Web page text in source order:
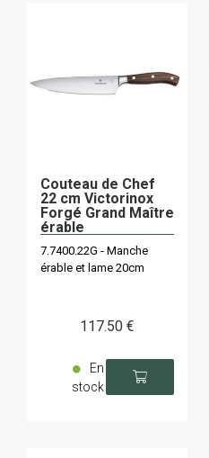
Couteau de Chef
22 cm Victorinox
Forgé Grand Maître
érable
7.7400.22G - Manche
érable et lame 20cm
117.50 €
En
stock